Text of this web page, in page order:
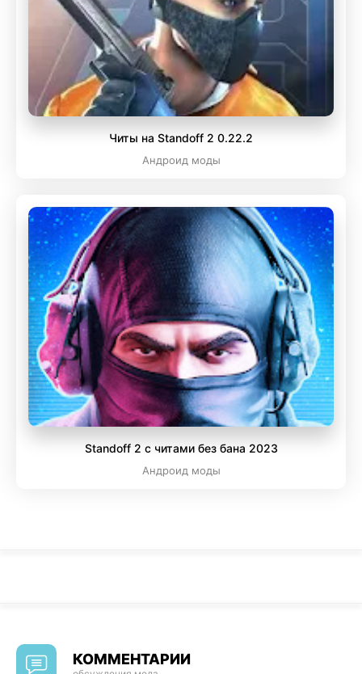
Читы на Standoff 2 0.22.2
Андроид моды
Standoff 2 с читами без бана 2023
Андроид моды
КОММЕНТАРИИ